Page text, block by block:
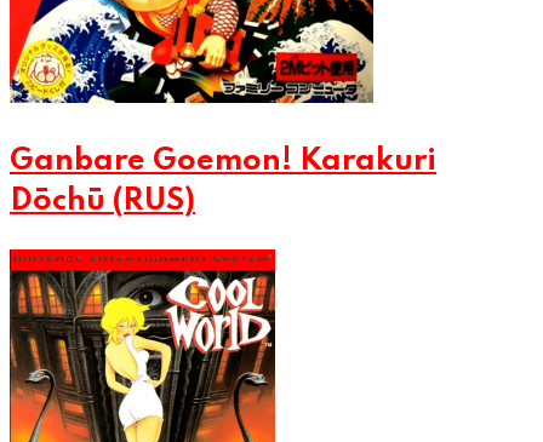
Ganbare Goemon! Karakuri
Dōchū (RUS)